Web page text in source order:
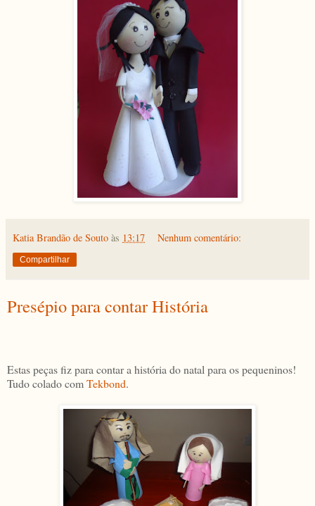
Katia Brandão de Souto às 13:17 Nenhum comentário:
Compartilhar
Presépio para contar História
Estas peças fiz para contar a história do natal para os pequeninos!
Tudo colado comTekbond.